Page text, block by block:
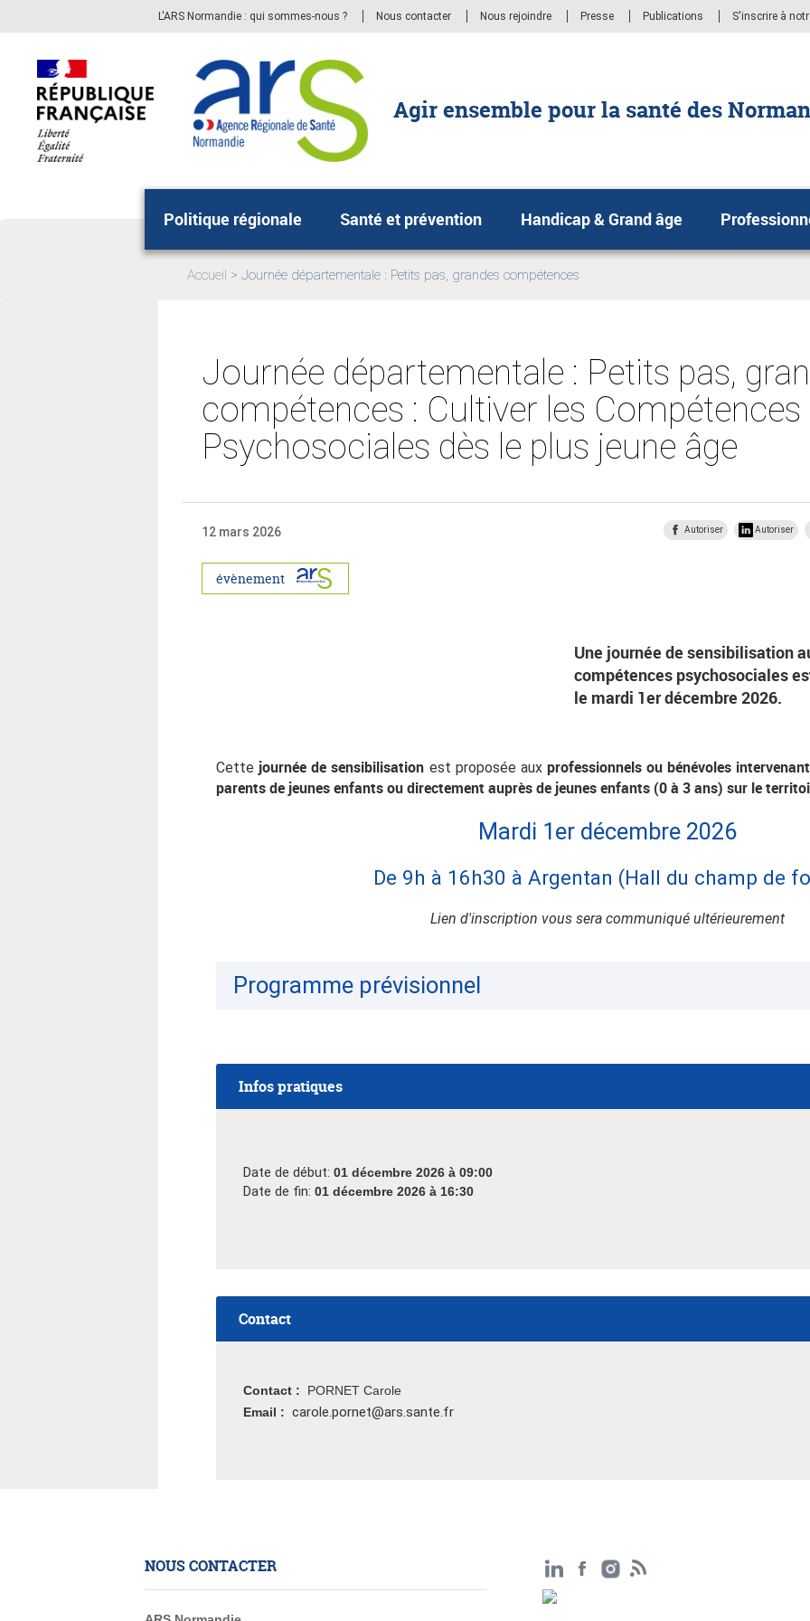
principal,
L'ARS Normandie : qui sommes-nous ? Nous contacter Nous rejoindre Presse Publications S'inscrire à
Agir ensemble pour la santé des
Politique régionale Santé et prévention Handicap & Grand âge
Accueil
Journée départementale : Petits pas, grandes compétences
Journée départementale : Petits pas,
compétences : Cultiver les Compétences
Psychosociales dès le plus jeune âge
12 mars 2026 Autoriser Autoriser
évènement
Une journée de sensibilisation
compétences psychosociales
le mardi 1er décembre 2026.
Cette journée de sensibilisation est proposée aux professionnels ou bénévoles
parents de jeunes enfants ou directement auprès de jeunes enfants (0 à 3 ans) sur le
Mardi 1er décembre 2026
De 9h à 16h30 à Argentan (Hall du champ de
Lien d'inscription vous sera communiqué ultérieurement
Programme prévisionnel
Infos pratiques
Date de début: 01 décembre 2026 à 09:00
Date de fin: 01 décembre 2026 à 16:30
Contact
Contact : PORNET Carole
Email : carole.pornet@ars.sante.fr
NOUS CONTACTER